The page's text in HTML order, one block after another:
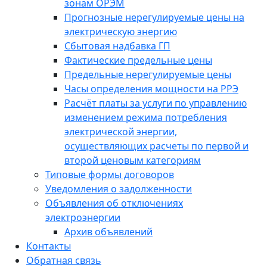
зонам ОРЭМ
Прогнозные нерегулируемые цены на
электрическую энергию
Сбытовая надбавка ГП
Фактические предельные цены
Предельные нерегулируемые цены
Часы определения мощности на РРЭ
Расчёт платы за услуги по управлению
изменением режима потребления
электрической энергии,
осуществляющих расчеты по первой и
второй ценовым категориям
Типовые формы договоров
Уведомления о задолженности
Объявления об отключениях
электроэнергии
Архив объявлений
Контакты
Обратная связь